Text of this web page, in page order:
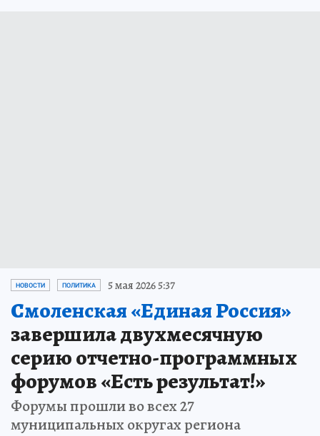
НОВОСТИ ПОЛИТИКА 5 мая 2026 5:37
Смоленская «Единая Россия»
завершила двухмесячную
серию отчетно-программных
форумов «Есть результат!»
Форумы прошли во всех 27
муниципальных округах региона